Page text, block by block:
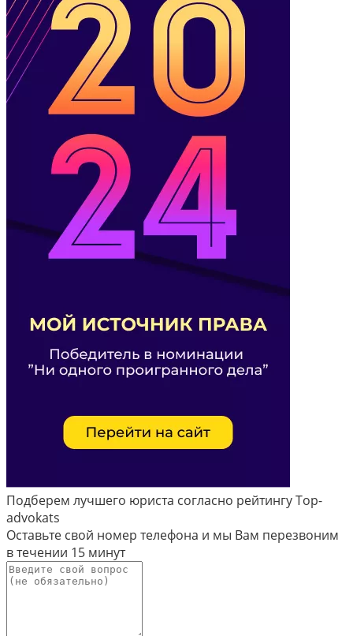
Подберем лучшего юриста согласно рейтингу Top-
advokats
Оставьте свой номер телефона и мы Вам перезвоним
в течении 15 минут